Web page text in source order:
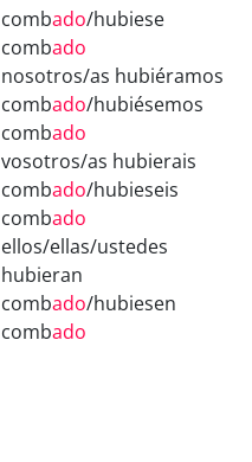
combado/hubiese
combado
nosotros/as hubiéramos
combado/hubiésemos
combado
vosotros/as hubierais
combado/hubieseis
combado
ellos/ellas/ustedes
hubieran
combado/hubiesen
combado